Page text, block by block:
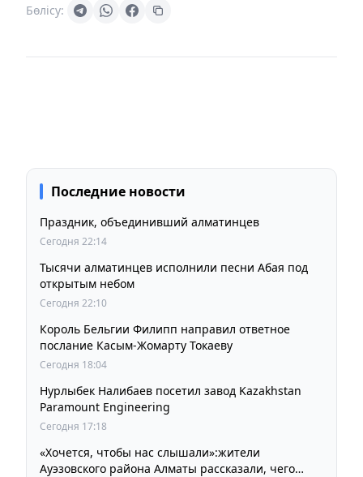
Бөлісу:
Последние новости
Праздник, объединивший алматинцев
Сегодня 22:14
Тысячи алматинцев исполнили песни Абая под
открытым небом
Сегодня 22:10
Король Бельгии Филипп направил ответное
послание Касым-Жомарту Токаеву
Сегодня 18:04
Нурлыбек Налибаев посетил завод Kazakhstan
Paramount Engineering
Сегодня 17:18
«Хочется, чтобы нас слышали»:жители
Ауэзовского района Алматы рассказали, чего